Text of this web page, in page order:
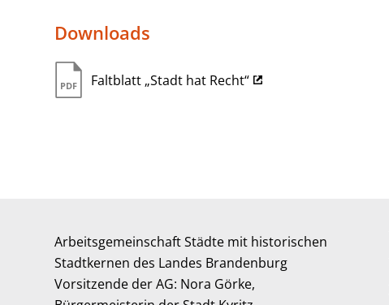
Downloads
Faltblatt „Stadt hat Recht“
Arbeitsgemeinschaft Städte mit historischen
Stadtkernen des Landes Brandenburg
Vorsitzende der AG: Nora Görke,